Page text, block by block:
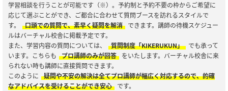
学習相談を行うことが可能です（※）。予約制と予約不要の枠からご希望に
応じて選ぶことができ、ご都合に合わせて質問ブースを訪れるスタイルで
す。
口頭での質問で、素早く疑問を解消
できます。講師の待機スケジュー
ルはバーチャル校舎に掲載予定です。
また、学習内容の質問については、
質問制度「KIKERUKUN」
でも承って
います。こちらも
プロ講師のみが回答
をいたします。バーチャル校舎に来
られない時も講師に直接質問できます。
このように
疑問や不安の解決は全てプロ講師が幅広く対応するので、的確
なアドバイスを受けることができ安心
です。